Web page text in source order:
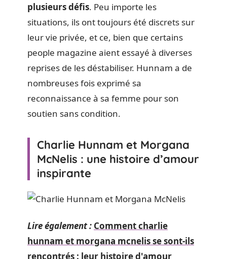
plusieurs défis. Peu importe les
situations, ils ont toujours été discrets sur
leur vie privée, et ce, bien que certains
people magazine aient essayé à diverses
reprises de les déstabiliser. Hunnam a de
nombreuses fois exprimé sa
reconnaissance à sa femme pour son
soutien sans condition.
Charlie Hunnam et Morgana
McNelis : une histoire d’amour
inspirante
Lire également : Comment charlie
hunnam et morgana mcnelis se sont-ils
rencontrés : leur histoire d'amour